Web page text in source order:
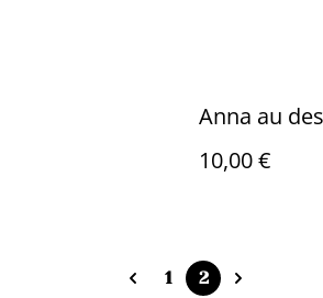
Anna au
10,00 €
1 2